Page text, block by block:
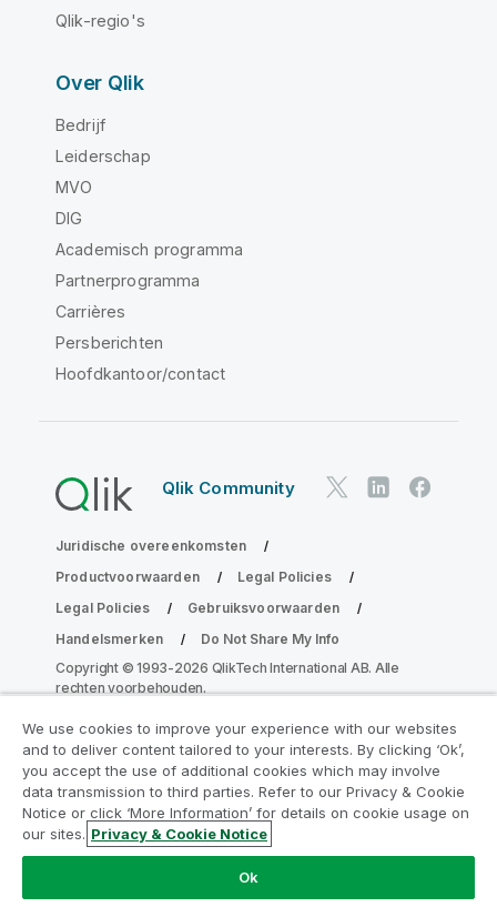
Qlik-regio's
Over Qlik
Bedrijf
Leiderschap
MVO
DIG
Academisch programma
Partnerprogramma
Carrières
Persberichten
Hoofdkantoor/contact
Qlik Community
Juridische overeenkomsten
Productvoorwaarden
Legal Policies
Legal Policies
Gebruiksvoorwaarden
Handelsmerken
Do Not Share My Info
Copyright © 1993-2026 QlikTech International AB. Alle
rechten voorbehouden.
Neem deel aan het Analytics
Modernization Program
Moderniseer zonder uw waardevolle QlikView-apps op
We use cookies to improve your experience with our websites
and to deliver content tailored to your interests. By clicking ‘Ok’,
you accept the use of additional cookies which may involve
data transmission to third parties. Refer to our Privacy & Cookie
Notice or click ‘More Information’ for details on cookie usage on
our sites. Privacy & Cookie Notice
Ok